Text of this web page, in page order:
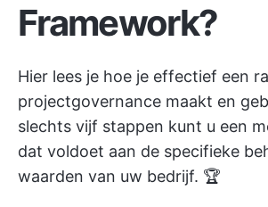
Framework?
Hier lees je hoe je effectief een
projectgovernance maakt en
slechts vijf stappen kunt u een
dat voldoet aan de specifieke
waarden van uw bedrijf. 🏆